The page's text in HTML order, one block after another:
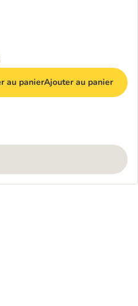
au panierAjouter au panier